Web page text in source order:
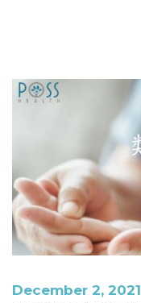
December 2, 2021